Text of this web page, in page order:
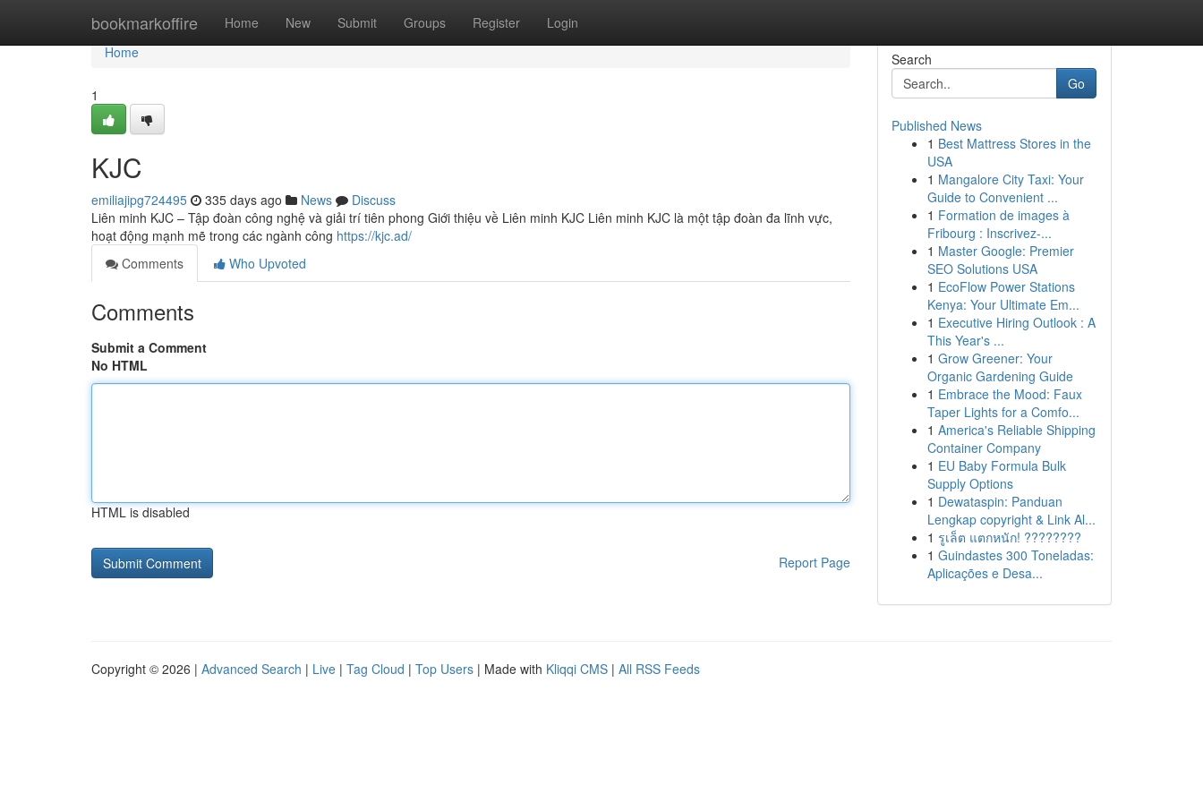
bookmarkoffire Home New Submit Groups Register Login
Home
Home
1
KJC
emiliajipg724495 335 days ago News
Discuss
Liên minh KJC – Tập đoàn công nghệ và giải trí tiên phong Giới thiệu về Liên minh KJC Liên minh KJC là một tập đoàn đa lĩnh vực,
hoạt động mạnh mẽ trong các ngành công https://kjc.ad/
Comments
Who Upvoted
Comments
Submit a Comment
No HTML
HTML is disabled
Report Page
Search
Go
Published News
1 Best Mattress Stores in the
USA
1 Mangalore City Taxi: Your
Guide to Convenient ...
1 Formation de images à
Fribourg : Inscrivez-...
1 Master Google: Premier
SEO Solutions USA
1 EcoFlow Power Stations
Kenya: Your Ultimate Em...
1 Executive Hiring Outlook : A
This Year's ...
1 Grow Greener: Your
Organic Gardening Guide
1 Embrace the Mood: Faux
Taper Lights for a Comfo...
1 America's Reliable Shipping
Container Company
1 EU Baby Formula Bulk
Supply Options
1 Dewataspin: Panduan
Lengkap copyright & Link Al...
1 รูเล็ต แตกหนัก! ????????
1 Guindastes 300 Toneladas:
Aplicações e Desa...
Copyright © 2026 | Advanced Search | Live | Tag Cloud | Top Users | Made with Kliqqi CMS | All RSS Feeds